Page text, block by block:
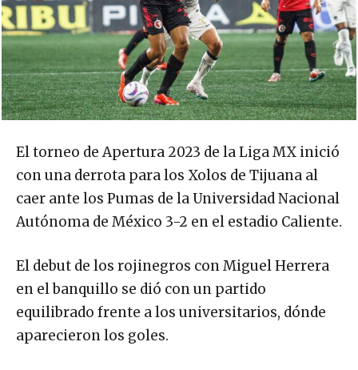
El torneo de Apertura 2023 de la Liga MX inició
con una derrota para los Xolos de Tijuana al
caer ante los Pumas de la Universidad Nacional
Autónoma de México 3-2 en el estadio Caliente.
El debut de los rojinegros con Miguel Herrera
en el banquillo se dió con un partido
equilibrado frente a los universitarios, dónde
aparecieron los goles.